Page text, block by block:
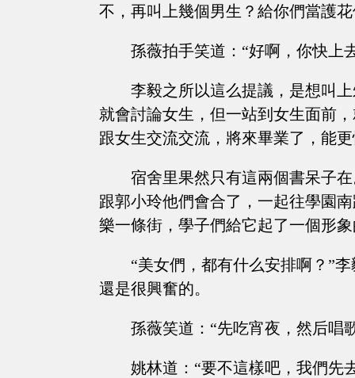
不，再叫上幾個男生？給你們當護
孫薇拍手笑道：“好啊，你快上
李毅之所以這么提議，是想叫
就會討論女生，但一站到女生面前
跟女生交流交流，將來畢業了，能
宿舍里果然只有這兩個書呆子
跟郭小玲他們會合了，一起往學園
樂一條街，學子們給它起了一個形
“美女們，都有什么安排啊？”
還是很興奮的。
孫薇笑道：“先吃宵夜，然后唱
姚林道：“要不這樣吧，我們先